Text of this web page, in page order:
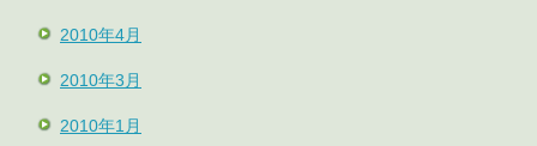
2010年4月
2010年3月
2010年1月